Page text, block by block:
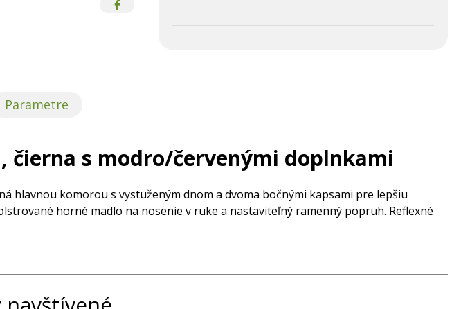
Parametre
čierna s modro/červenými doplnkami
hlavnou komorou s vystuženým dnom a dvoma bočnými kapsami pre lepšiu
horné madlo na nosenie v ruke a nastaviteľný ramenný popruh. Reflexné